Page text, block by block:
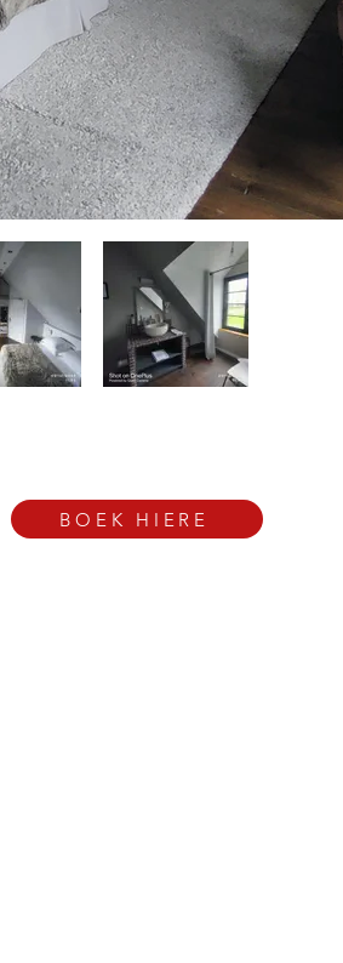
BOEK HIERE